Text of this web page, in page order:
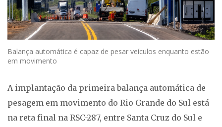
Balança automática é capaz de pesar veículos enquanto estão
em movimento
A implantação da primeira balança automática de
pesagem em movimento do Rio Grande do Sul está
na reta final na RSC-287, entre Santa Cruz do Sul e